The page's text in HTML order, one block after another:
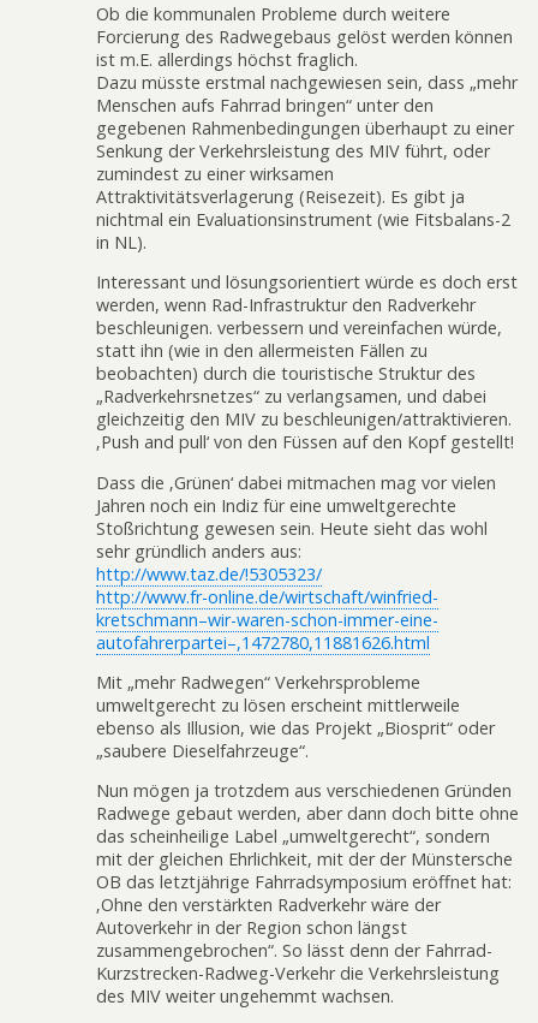
Ob die kommunalen Probleme durch weitere
Forcierung des Radwegebaus gelöst werden können
ist m.E. allerdings höchst fraglich.
Dazu müsste erstmal nachgewiesen sein, dass „mehr
Menschen aufs Fahrrad bringen“ unter den
gegebenen Rahmenbedingungen überhaupt zu einer
Senkung der Verkehrsleistung des MIV führt, oder
zumindest zu einer wirksamen
Attraktivitätsverlagerung (Reisezeit). Es gibt ja
nichtmal ein Evaluationsinstrument (wie Fitsbalans-2
in NL).
Interessant und lösungsorientiert würde es doch erst
werden, wenn Rad-Infrastruktur den Radverkehr
beschleunigen. verbessern und vereinfachen würde,
statt ihn (wie in den allermeisten Fällen zu
beobachten) durch die touristische Struktur des
„Radverkehrsnetzes“ zu verlangsamen, und dabei
gleichzeitig den MIV zu beschleunigen/attraktivieren.
‚Push and pull‘ von den Füssen auf den Kopf gestellt!
Dass die ‚Grünen‘ dabei mitmachen mag vor vielen
Jahren noch ein Indiz für eine umweltgerechte
Stoßrichtung gewesen sein. Heute sieht das wohl
sehr gründlich anders aus:
http://www.taz.de/!5305323/
http://www.fr-online.de/wirtschaft/winfried-
kretschmann–wir-waren-schon-immer-eine-
autofahrerpartei–,1472780,11881626.html
Mit „mehr Radwegen“ Verkehrsprobleme
umweltgerecht zu lösen erscheint mittlerweile
ebenso als Illusion, wie das Projekt „Biosprit“ oder
„saubere Dieselfahrzeuge“.
Nun mögen ja trotzdem aus verschiedenen Gründen
Radwege gebaut werden, aber dann doch bitte ohne
das scheinheilige Label „umweltgerecht“, sondern
mit der gleichen Ehrlichkeit, mit der der Münstersche
OB das letztjährige Fahrradsymposium eröffnet hat:
‚Ohne den verstärkten Radverkehr wäre der
Autoverkehr in der Region schon längst
zusammengebrochen“. So lässt denn der Fahrrad-
Kurzstrecken-Radweg-Verkehr die Verkehrsleistung
des MIV weiter ungehemmt wachsen.